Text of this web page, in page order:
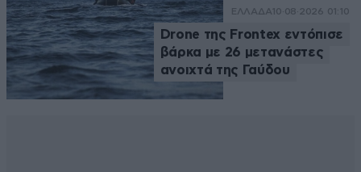
ΕΛΛΑΔΑ 10·08·2026 01:10
Drone της Frontex εντόπισε
βάρκα με 26 μετανάστες
ανοιχτά της Γαύδου